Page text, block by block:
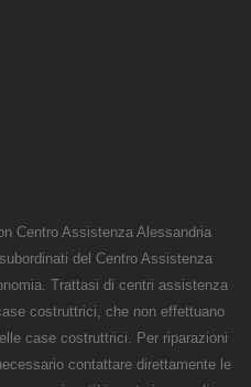
Centro Assistenza Alessandria
del Centro Assistenza
Trattasi di centri assistenza
costruttrici, che non effettuano
case costruttrici. Per riparazioni
contattare direttamente le